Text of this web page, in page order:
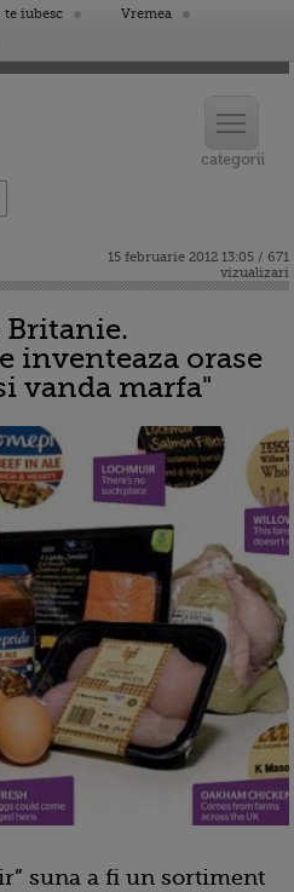
te iubesc
Vremea
15 februarie 2012 13:05 / 671
vizualizari
Britanie.
inventeaza orase
vanda marfa"
suna a fi un sortiment